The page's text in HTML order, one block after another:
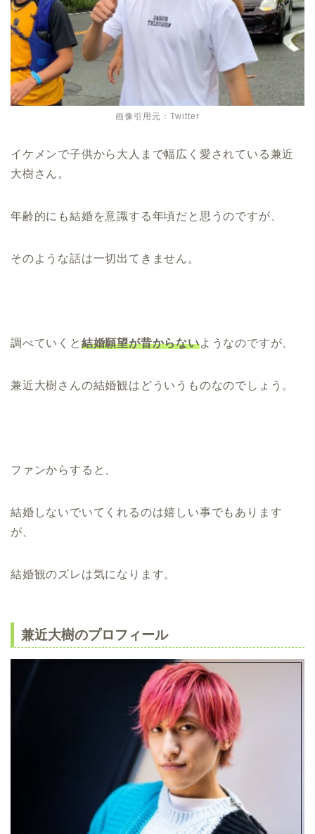
画像引用元：Twitter
イケメンで子供から大人まで幅広く愛されている兼近
大樹さん。
年齢的にも結婚を意識する年頃だと思うのですが、
そのような話は一切出てきません。
調べていくと 結婚願望が昔からないようなのですが、
兼近大樹さんの結婚観はどういうものなのでしょう。
ファンからすると、
結婚しないでいてくれるのは嬉しい事でもあります
が、
結婚観のズレは気になります。
兼近大樹のプロフィール